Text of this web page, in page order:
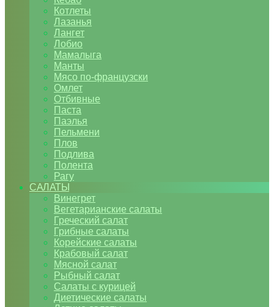
Котлеты
Лазанья
Лангет
Лобио
Мамалыга
Манты
Мясо по-французски
Омлет
Отбивные
Паста
Паэлья
Пельмени
Плов
Подлива
Полента
Рагу
САЛАТЫ
Винегрет
Вегетарианские салаты
Греческий салат
Грибные салаты
Корейские салаты
Крабовый салат
Мясной салат
Рыбный салат
Салаты с курицей
Диетические салаты